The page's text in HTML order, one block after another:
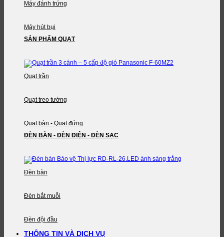
Máy đánh trứng
Máy hút bụi
SẢN PHẨM QUẠT
Quạt trần
Quạt treo tường
Quạt bàn - Quạt đứng
ĐÈN BÀN - ĐÈN ĐIỆN - ĐÈN SẠC
Đèn bàn
Đèn bắt muỗi
Đèn đội đầu
THÔNG TIN VÀ DỊCH VỤ